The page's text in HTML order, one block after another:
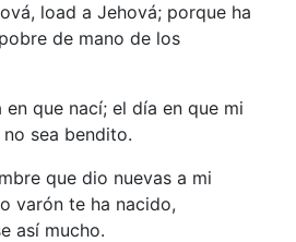
load a Jehová; porque ha
de mano de los
que nací; el día en que mi
sea bendito.
que dio nuevas a mi
varón te ha nacido,
así mucho.